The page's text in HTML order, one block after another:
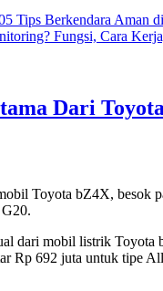
Tips Berkendara Aman
Fungsi, Cara
Dari Toyota
Toyota bZ4X, besok
dari mobil listrik
Rp 692 juta untuk tipe